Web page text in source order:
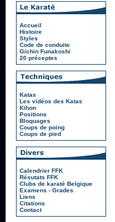
Accueil
Histoire
Styles
Code de conduite
Gichin Funakoshi
20 préceptes
Katas
Les vidéos des Katas
Kihon
Positions
Bloquages
Coups de poing
Coups de pied
Calendrier FFK
Résutats FFK
Clubs de karaté Belgique
Examens - Grades
Liens
Citations
Contact